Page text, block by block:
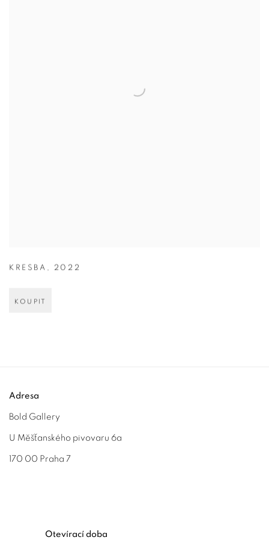
KRESBA , 2022
KOUPIT
Adresa
Bold Gallery
U Měšťanského pivovaru 6a
170 00 Praha 7
Otevírací doba